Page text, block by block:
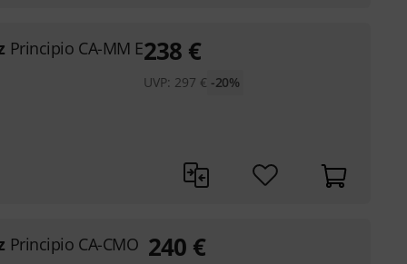
Principio CA-MM E238 €
UVP: 297 € -20%
Principio CA-CMO 240 €